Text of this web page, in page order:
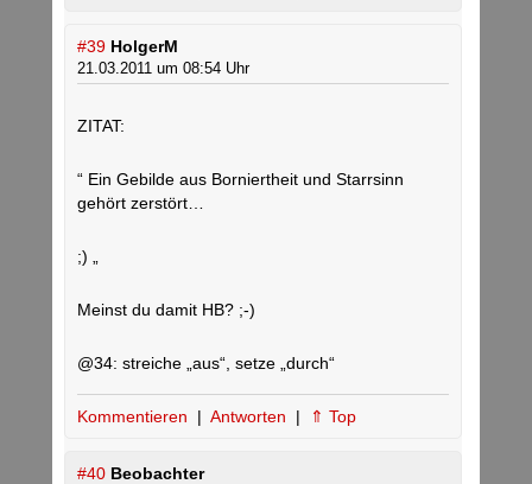
#39 HolgerM
21.03.2011 um 08:54 Uhr
ZITAT:
“ Ein Gebilde aus Borniertheit und Starrsinn
gehört zerstört…
;) „
Meinst du damit HB? ;-)
@34: streiche „aus“, setze „durch“
Kommentieren | Antworten | ⇑ Top
#40 Beobachter